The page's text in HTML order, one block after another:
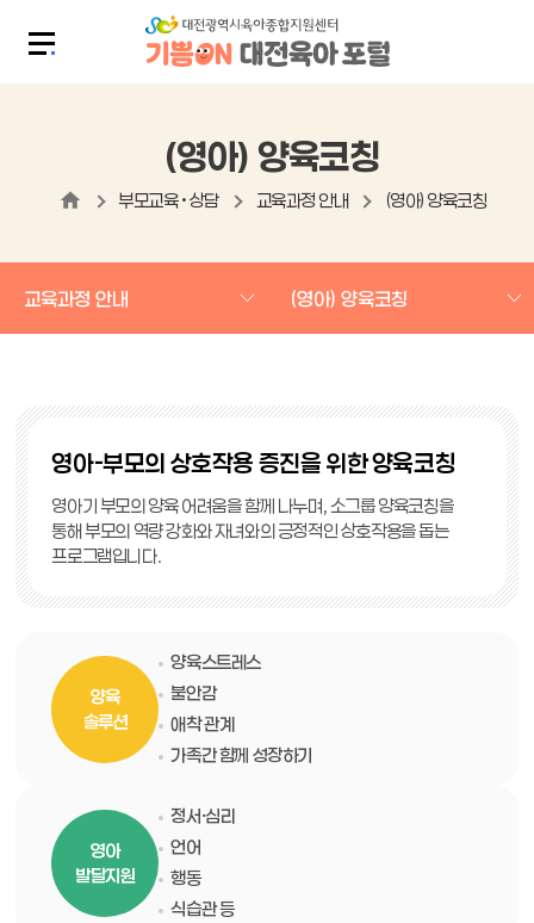
(영아) 양육코칭
부모교육 • 상담 교육과정 안내 (영아) 양육코칭
교육과정 안내 (영아) 양육코칭
영아-부모의 상호작용 증진을 위한 양육코칭
영아기 부모의 양육 어려움을 함께 나누며, 소그룹 양육코칭을
통해 부모의 역량 강화와 자녀와의 긍정적인 상호작용을 돕는
프로그램입니다.
양육
솔루션
양육스트레스
불안감
애착 관계
가족간 함께 성장하기
영아
발달지원
정서·심리
언어
행동
식습관 등